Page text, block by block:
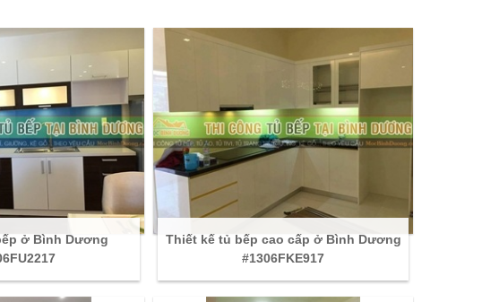
ở Bình Dương
Thiết kế tủ bếp cao cấp ở Bình Dương
#1306FKE917